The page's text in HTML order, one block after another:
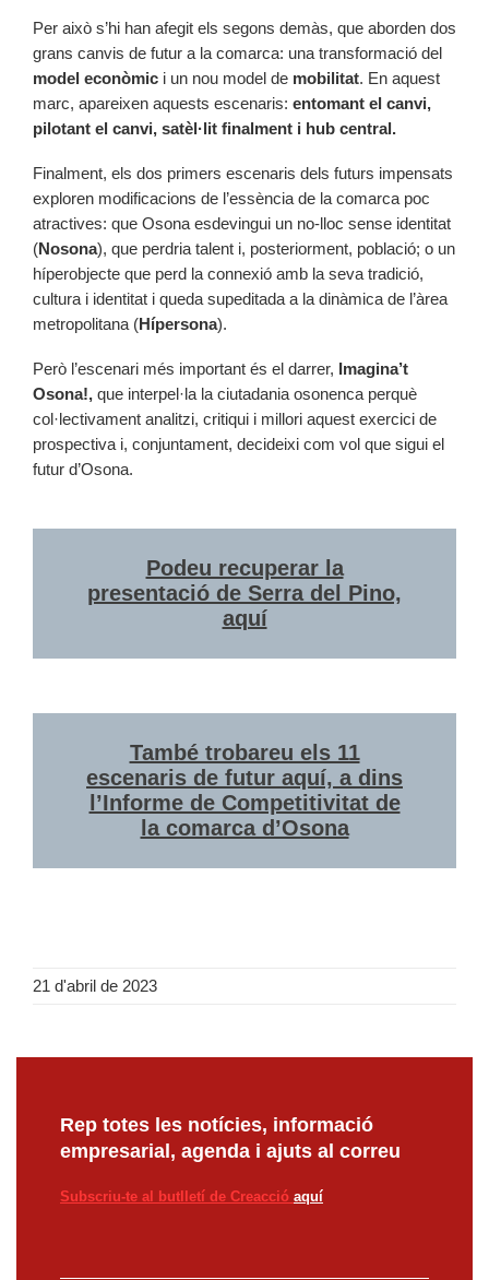
Per això s’hi han afegit els segons demàs, que aborden dos
grans canvis de futur a la comarca: una transformació del
model econòmic i un nou model de mobilitat. En aquest
marc, apareixen aquests escenaris: entomant el canvi,
pilotant el canvi, satèl·lit finalment i hub central.
Finalment, els dos primers escenaris dels futurs impensats
exploren modificacions de l’essència de la comarca poc
atractives: que Osona esdevingui un no-lloc sense identitat
(Nosona), que perdria talent i, posteriorment, població; o un
híperobjecte que perd la connexió amb la seva tradició,
cultura i identitat i queda supeditada a la dinàmica de l’àrea
metropolitana (Hípersona).
Però l’escenari més important és el darrer, Imagina’t
Osona!, que interpel·la la ciutadania osonenca perquè
col·lectivament analitzi, critiqui i millori aquest exercici de
prospectiva i, conjuntament, decideixi com vol que sigui el
futur d’Osona.
Podeu recuperar la
presentació de Serra del Pino,
aquí
També trobareu els 11
escenaris de futur aquí, a dins
l’Informe de Competitivitat de
la comarca d’Osona
21 d'abril de 2023
Rep totes les notícies, informació
empresarial, agenda i ajuts al correu
Subscriu-te al butlletí de Creacció aquí